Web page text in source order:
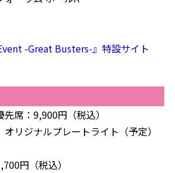
-Great Busters-』特設サイト
席：9,900円（税込）
リジナルプレートライト（予定）
円（税込）